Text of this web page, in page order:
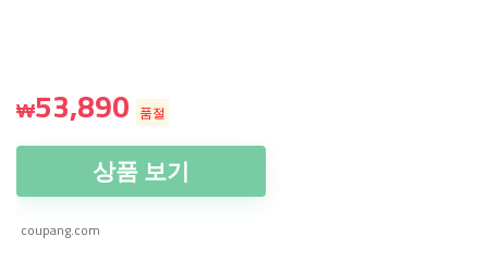
₩53,890 품절
상품 보기
coupang.com